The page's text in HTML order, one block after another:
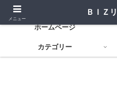
資金調達から経営改善
ホームページ
カテゴリー
メニュー
ＢＩＺ